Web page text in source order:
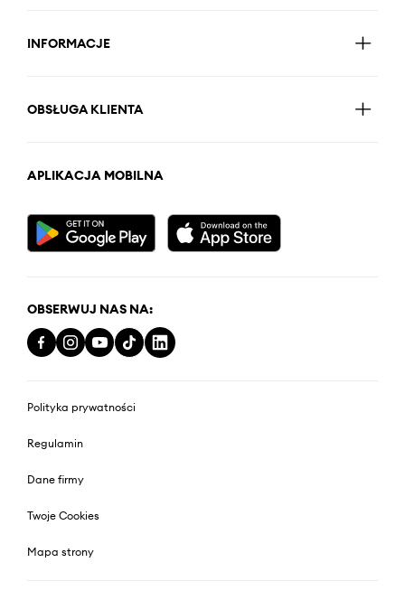
INFORMACJE
OBSŁUGA KLIENTA
APLIKACJA MOBILNA
OBSERWUJ NAS NA:
Polityka prywatności
Regulamin
Dane firmy
Twoje Cookies
Mapa strony